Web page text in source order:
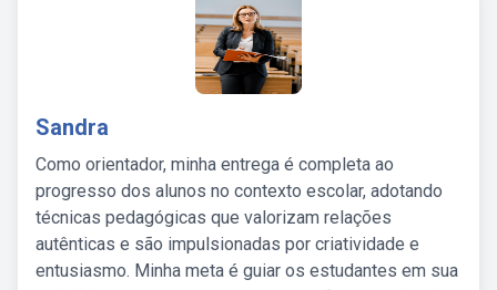
Sandra
Como orientador, minha entrega é completa ao
progresso dos alunos no contexto escolar, adotando
técnicas pedagógicas que valorizam relações
autênticas e são impulsionadas por criatividade e
entusiasmo. Minha meta é guiar os estudantes em sua